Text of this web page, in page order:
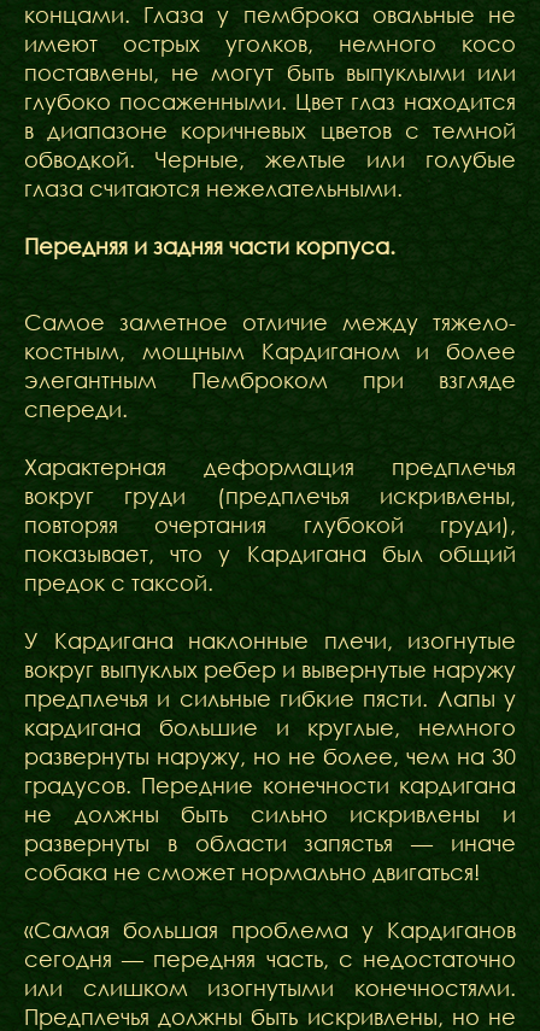
концами. Глаза у пемброка овальные не
имеют острых уголков, немного косо
поставлены, не могут быть выпуклыми или
глубоко посаженными. Цвет глаз находится
в диапазоне коричневых цветов с темной
обводкой. Черные, желтые или голубые
глаза считаются нежелательными.
Передняя и задняя части корпуса.
Самое заметное отличие между тяжело-
костным, мощным Кардиганом и более
элегантным Пемброком при взгляде
спереди.
Характерная деформация предплечья
вокруг груди (предплечья искривлены,
повторяя очертания глубокой груди),
показывает, что у Кардигана был общий
предок с таксой.
У Кардигана наклонные плечи, изогнутые
вокруг выпуклых ребер и вывернутые наружу
предплечья и сильные гибкие пясти. Лапы у
кардигана большие и круглые, немного
развернуты наружу, но не более, чем на 30
градусов. Передние конечности кардигана
не должны быть сильно искривлены и
развернуты в области запястья — иначе
собака не сможет нормально двигаться!
«Самая большая проблема у Кардиганов
сегодня — передняя часть, с недостаточно
или слишком изогнутыми конечностями.
Предплечья должны быть искривлены, но не